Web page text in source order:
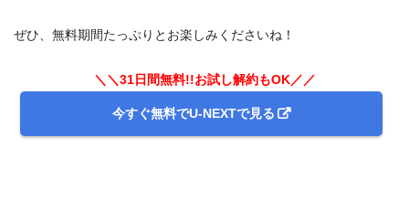
ぜひ、無料期間たっぷりとお楽しみくださいね！
＼＼31日間無料!!お試し解約もOK／／
今すぐ無料でU-NEXTで見る